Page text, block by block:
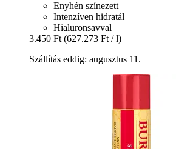
Enyhén színezett
Intenzíven hidratál
Hialuronsavval
3.450 Ft (627.273 Ft / l)
Szállítás eddig: augusztus 11.